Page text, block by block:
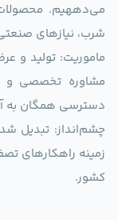
می‌دههیم. محصولات
شرب، نیازهای
ماموریت: تولید و
مشاوره تخصصی و
دسترسی همگان به
چشم‌انداز: تبدیل
زمینه راهکارهای
کشور.